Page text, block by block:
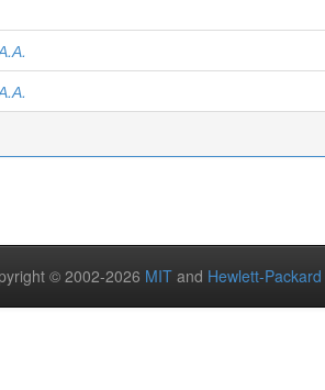
© 2002-2026 MIT and Hewlett-Packard